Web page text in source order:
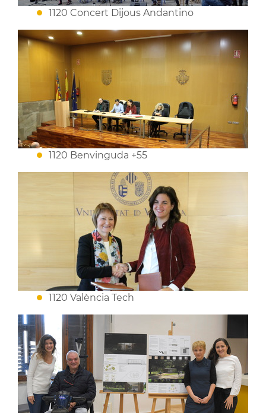
1120 Concert Dijous Andantino
1120 Benvinguda +55
1120 València Tech